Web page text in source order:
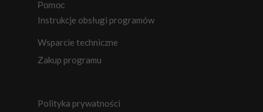
Pomoc
Instrukcje obsługi programów
Wsparcie techniczne
Zakup programu
Polityka prywatności